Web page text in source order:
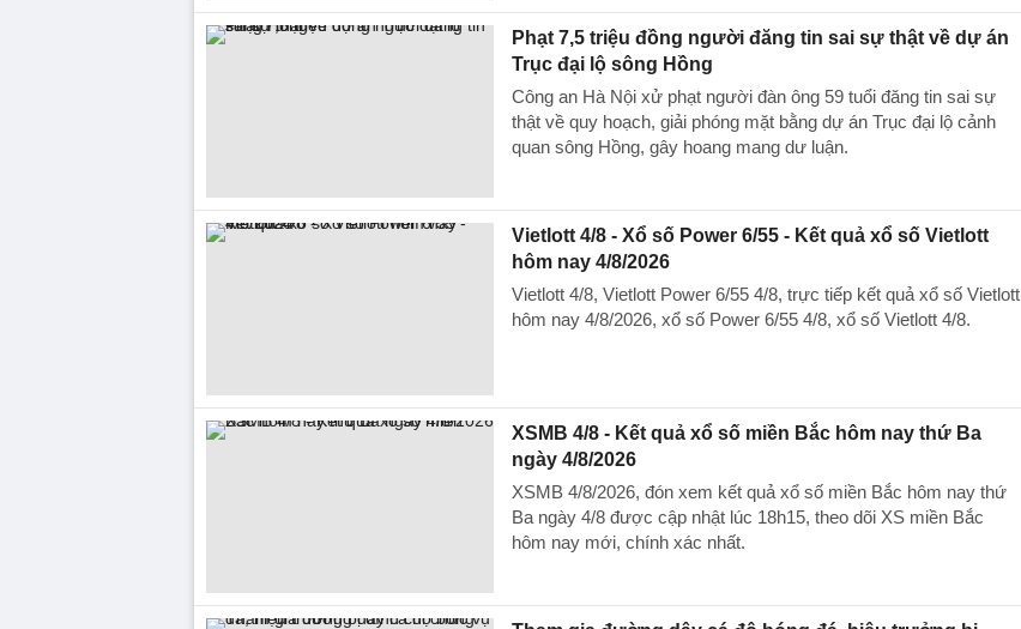
Phạt 7,5 triệu đồng người đăng tin sai sự thật về dự án
Trục đại lộ sông Hồng
Công an Hà Nội xử phạt người đàn ông 59 tuổi đăng tin sai sự
thật về quy hoạch, giải phóng mặt bằng dự án Trục đại lộ cảnh
quan sông Hồng, gây hoang mang dư luận.
Vietlott 4/8 - Xổ số Power 6/55 - Kết quả xổ số Vietlott
hôm nay 4/8/2026
Vietlott 4/8, Vietlott Power 6/55 4/8, trực tiếp kết quả xổ số Vietlott
hôm nay 4/8/2026, xổ số Power 6/55 4/8, xổ số Vietlott 4/8.
XSMB 4/8 - Kết quả xổ số miền Bắc hôm nay thứ Ba
ngày 4/8/2026
XSMB 4/8/2026, đón xem kết quả xổ số miền Bắc hôm nay thứ
Ba ngày 4/8 được cập nhật lúc 18h15, theo dõi XS miền Bắc
hôm nay mới, chính xác nhất.